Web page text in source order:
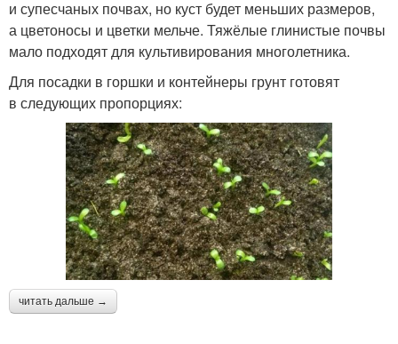
и супесчаных почвах, но куст будет меньших размеров,
а цветоносы и цветки мельче. Тяжёлые глинистые почвы
мало подходят для культивирования многолетника.
Для посадки в горшки и контейнеры грунт готовят
в следующих пропорциях:
читать дальше →